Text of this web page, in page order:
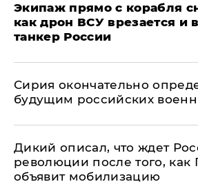
Экипаж прямо с корабля
как дрон ВСУ врезается и
танкер России
Сирия окончательно
будущим российских
Дикий описал, что ждет
революции после того, как
объявит мобилизацию